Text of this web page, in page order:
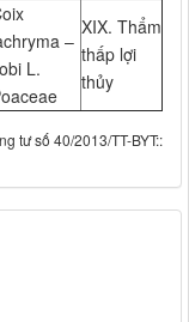
–
L.
XIX. Thẩm
thấp lợi
thủy
tư số 40/2013/TT-BYT::